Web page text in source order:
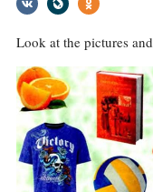
ОГЭ
ФИПИ
ответов
Вузы
ответа
Олимпиады
ответа
Look at the pictures